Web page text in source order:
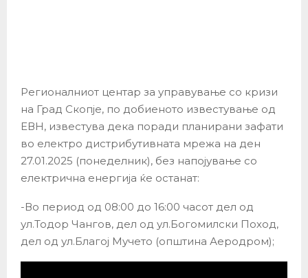
Регионалниот центар за управување со кризи
на Град Скопје, по добиеното известување од
ЕВН, известува дека поради планирани зафати
во електро дистрибутивната мрежа на ден
27.01.2025 (понеделник), без напојување со
електрична енергија ќе останат:
-Во период од 08:00 до 16:00 часот дел од
ул.Тодор Чангов, дел од ул.Богомилски Поход,
дел од ул.Благој Мучето (општина Аеродром);